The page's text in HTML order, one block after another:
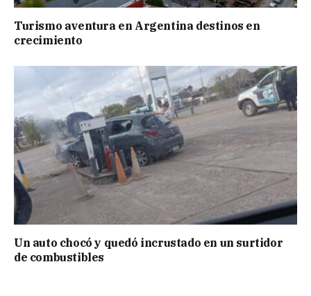
Turismo aventura en Argentina destinos en
crecimiento
Un auto chocó y quedó incrustado en un surtidor
de combustibles